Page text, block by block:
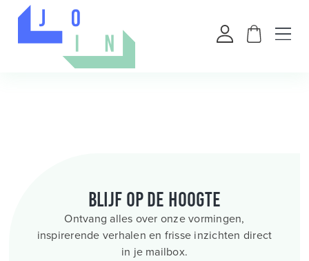
Blijf op de hoogte
Ontvang alles over onze vormingen,
inspirerende verhalen en frisse inzichten direct
in je mailbox.